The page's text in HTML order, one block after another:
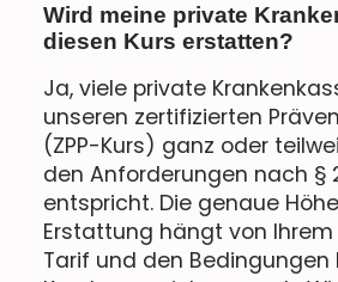
Wird meine private
diesen Kurs erstatten?
Ja, viele private
unseren zertifizierten
(ZPP-Kurs) ganz oder
den Anforderungen nach §
entspricht. Die genaue
Erstattung hängt von
Tarif und den Bedingungen